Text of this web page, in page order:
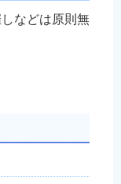
などは原則無